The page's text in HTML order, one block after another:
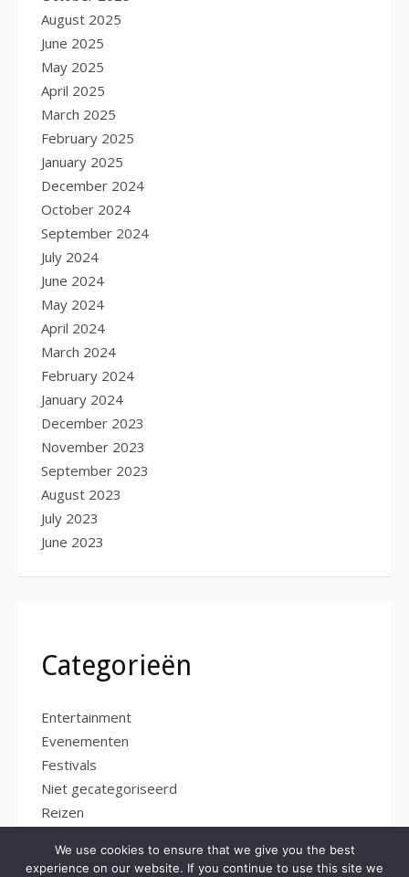
August 2025
June 2025
May 2025
April 2025
March 2025
February 2025
January 2025
December 2024
October 2024
September 2024
July 2024
June 2024
May 2024
April 2024
March 2024
February 2024
January 2024
December 2023
November 2023
September 2023
August 2023
July 2023
June 2023
Categorieën
Entertainment
Evenementen
Festivals
Niet gecategoriseerd
Reizen
We use cookies to ensure that we give you the best
experience on our website. If you continue to use this site we